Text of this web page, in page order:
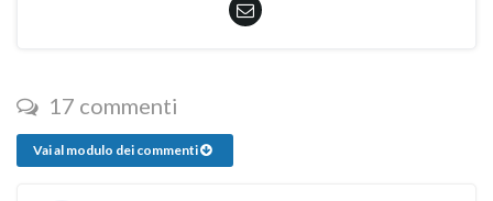
17 commenti
Vai al modulo dei commenti